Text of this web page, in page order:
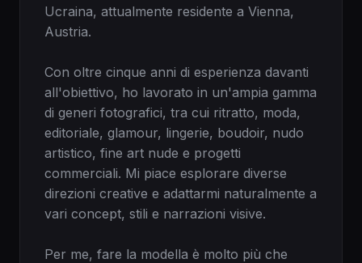
Ucraina, attualmente residente a Vienna,
Austria.
Con oltre cinque anni di esperienza davanti
all'obiettivo, ho lavorato in un'ampia gamma
di generi fotografici, tra cui ritratto, moda,
editoriale, glamour, lingerie, boudoir, nudo
artistico, fine art nude e progetti
commerciali. Mi piace esplorare diverse
direzioni creative e adattarmi naturalmente a
vari concept, stili e narrazioni visive.
Per me, fare la modella è molto più che